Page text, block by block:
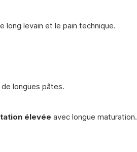
levain et le pain technique.
longues pâtes.
élevée avec longue maturation.